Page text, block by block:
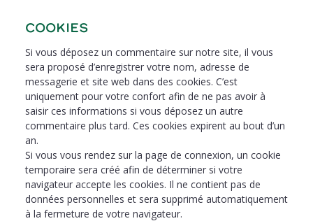
Cookies
Si vous déposez un commentaire sur notre site, il vous
sera proposé d’enregistrer votre nom, adresse de
messagerie et site web dans des cookies. C’est
uniquement pour votre confort afin de ne pas avoir à
saisir ces informations si vous déposez un autre
commentaire plus tard. Ces cookies expirent au bout d’un
an.
Si vous vous rendez sur la page de connexion, un cookie
temporaire sera créé afin de déterminer si votre
navigateur accepte les cookies. Il ne contient pas de
données personnelles et sera supprimé automatiquement
à la fermeture de votre navigateur.